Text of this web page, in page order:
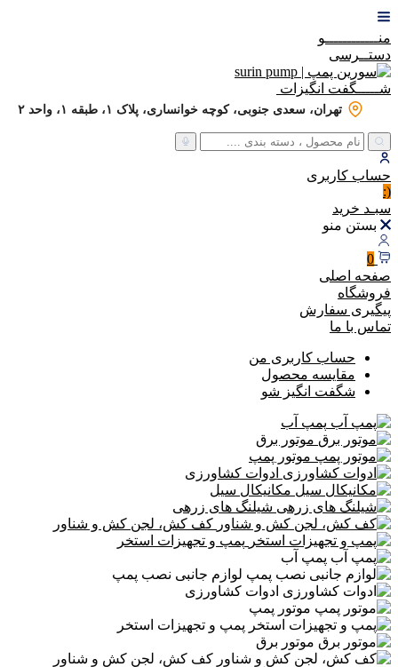
منــــــــــــو
دستــرسی
شـــــگفت انگیزات
تهران، سعدی جنوبی، کوچه خوانساری، پلاک ۱، طبقه ۱، واحد ۲
حساب کاربری
(:
سبـد خرید
بستن منو
0
صفحه اصلی
فروشگاه
پیگیری سفارش
تماس با ما
حساب کاربری من
مقایسه محصول
شگفت انگیز شو
پمپ آب
موتور برق
موتور پمپ
ادوات کشاورزی
مکانیکال سیل
شیلنگ های زرهی
کف کش، لجن کش و شناور
پمپ و تجهیزات استخر
پمپ آب
لوازم جانبی نصب پمپ
ادوات کشاورزی
موتور پمپ
پمپ و تجهیزات استخر
موتور برق
کف کش، لجن کش و شناور